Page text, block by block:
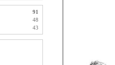
91
48
43